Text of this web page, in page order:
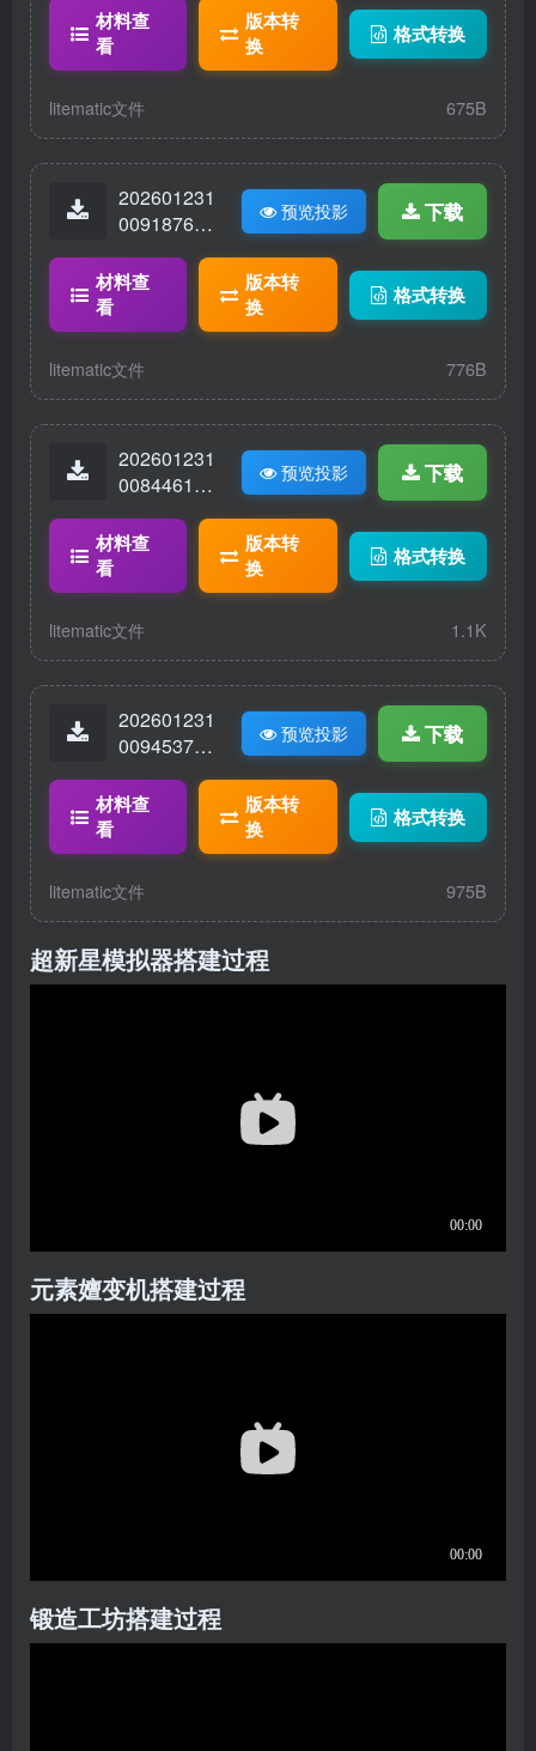
图.litematic
材料查
看
版本转
换
格式转换
litematic文件 675B
202601231
00918768-
机.litematic
预览投影 下载
材料查
看
版本转
换
格式转换
litematic文件 776B
202601231
00844618-
ematic
预览投影 下载
材料查
看
版本转
换
格式转换
litematic文件 1.1K
202601231
00945373-
坛.litematic
预览投影 下载
材料查
看
版本转
换
格式转换
litematic文件 975B
超新星模拟器搭建过程
元素嬗变机搭建过程
锻造工坊搭建过程